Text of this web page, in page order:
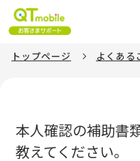
トップページ よくある
本人確認の補助書
教えてください。